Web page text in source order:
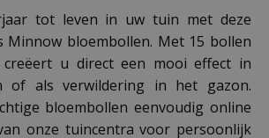
tot leven in uw tuin met deze
Minnow bloembollen. Met 15 bollen
u direct een mooi effect in
of als verwildering in het gazon.
bloembollen eenvoudig online
onze tuincentra voor persoonlijk